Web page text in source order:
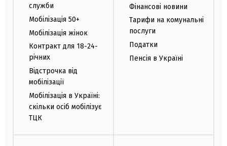
служби
Мобілізація 50+
Мобілізація жінок
Контракт для 18-24-
річних
Відстрочка від
мобілізації
Мобілізація в Україні:
скільки осіб мобілізує
ТЦК
Фінансові новини
Тарифи на комунальні
послуги
Податки
Пенсія в Україні